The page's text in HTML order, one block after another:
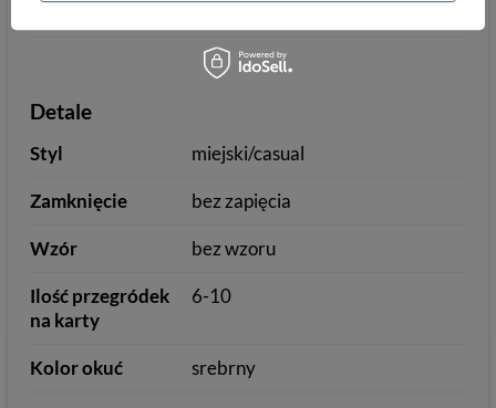
Detale
Styl miejski/casual
Zamknięcie bez zapięcia
Wzór bez wzoru
Ilość przegródek
na karty
6-10
Kolor okuć srebrny